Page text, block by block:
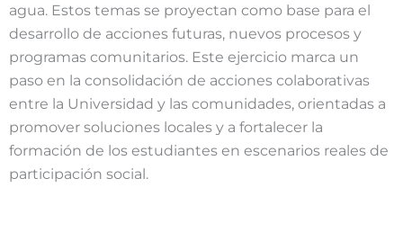
agua. Estos temas se proyectan como base para el
desarrollo de acciones futuras, nuevos procesos y
programas comunitarios. Este ejercicio marca un
paso en la consolidación de acciones colaborativas
entre la Universidad y las comunidades, orientadas a
promover soluciones locales y a fortalecer la
formación de los estudiantes en escenarios reales de
participación social.